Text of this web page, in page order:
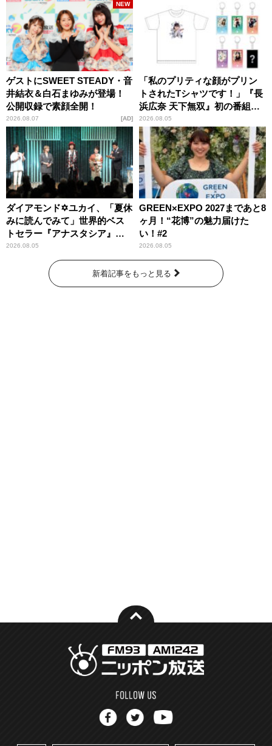
ゲストにSWEET STEADY・音
井結衣＆白石まゆみが登場！
公開収録で素顔全開！
2026.08.07
NEW
AD
「私のプリティな顔がプリン
トされたTシャツです！」『長
浜広奈 天下無双』初の番組グ
ッズ発売
2026.08.05
ダイアモンド✡ユカイ、「夏休
みに読んでみて」世界的ベス
トセラー『アナスタシア』を
紹介
2026.08.05
GREEN×EXPO 2027まであと8
ヶ月！“花博”の魅力届けた
い！#2
2026.08.05
新着記事をもっと見る